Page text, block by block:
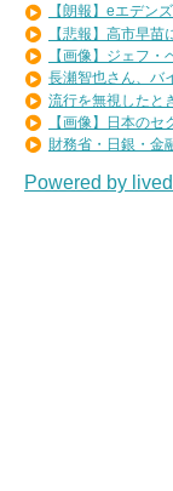
【朗報】eエデン
【悲報】高市早苗
【画像】ジェフ
長瀬智也さん、バ
流行を無視したと
【画像】日本の
財務省・日銀・
Powered by